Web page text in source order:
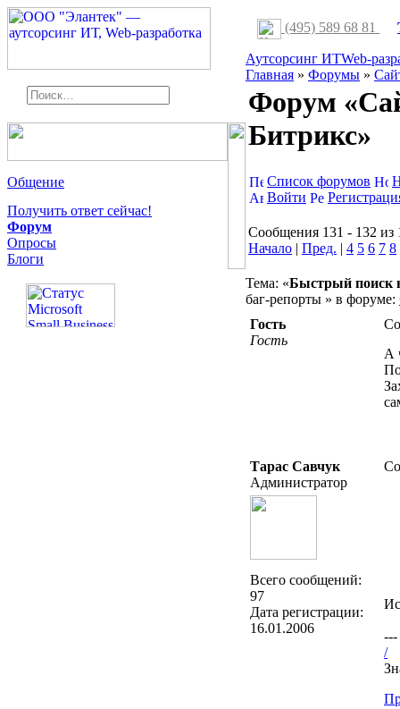
Общение
Получить ответ сейчас!
Форум
Опросы
Блоги
(495) 589 68 81
Аутсорсинг ИТWeb-
Главная » Форумы »
Форум
Битрикс»
Список форумов
Войти
Сообщения 131 - 132 из
Начало | Пред. | 4 5 6 7 8
Тема: «Быстрый поиск
баг-репорты » в форуме:
Гость
Гость
А
Тарас Савчук
Администратор
Всего сообщений:
97
Дата регистрации:
16.01.2006
---
/